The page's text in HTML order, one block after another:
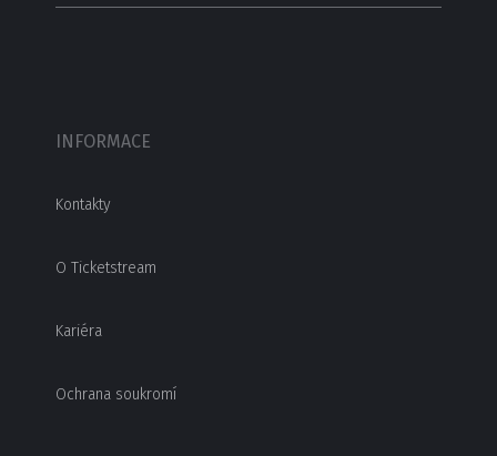
INFORMACE
Kontakty
O Ticketstream
Kariéra
Ochrana soukromí